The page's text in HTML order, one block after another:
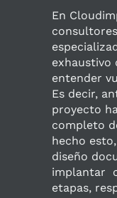
En
exhaustivo
entender
Es decir,
proyecto
completo
hecho
diseño
implantar
etapas,